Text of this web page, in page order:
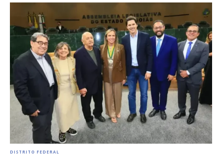
DISTRITO FEDERAL